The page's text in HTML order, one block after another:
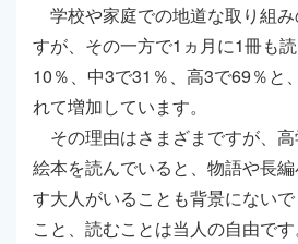
学校や家庭での地道な取り組
すが、その一方で1ヵ月に1冊も
10％、中3で31％、高3で69％と
れて増加しています。
その理由はさまざまですが、
絵本を読んでいると、物語や長
す大人がいることも背景にない
こと、読むことは当人の自由で